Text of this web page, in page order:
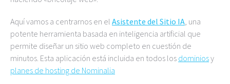
Aquí vamos a centrarnos en el Asistente del Sitio IA, una
potente herramienta basada en inteligencia artificial que
permite diseñar un sitio web completo en cuestión de
minutos. Esta aplicación está incluida en todos los dominiosy
planes de hosting de Nominalia